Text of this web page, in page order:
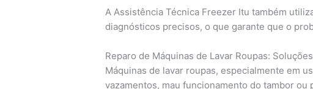
A Assistência Técnica Freezer Itu também
diagnósticos precisos, o que garante que o
Reparo de Máquinas de Lavar Roupas:
Máquinas de lavar roupas, especialmente em
vazamentos, mau funcionamento do tambor ou